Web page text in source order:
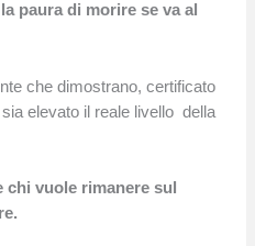
la paura di morire se va al
che dimostrano, certificato
elevato il reale livello della
vuole rimanere sul